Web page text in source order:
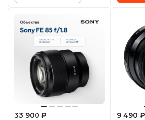
33 900 ₽
9 490 ₽